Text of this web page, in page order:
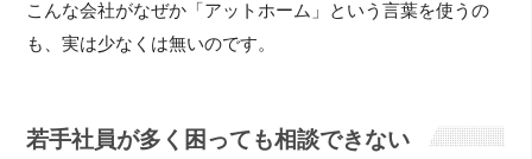
こんな会社がなぜか「アットホーム」という言葉を使うの
も、実は少なくは無いのです。
若手社員が多く困っても相談できない